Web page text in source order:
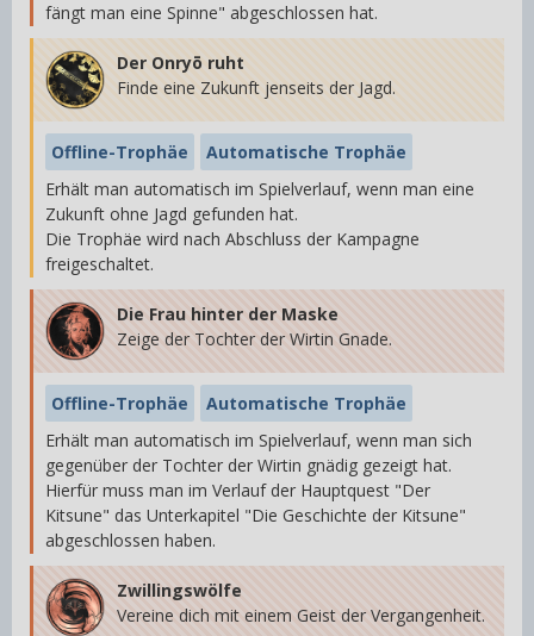
fängt man eine Spinne" abgeschlossen hat.
Der Onryō ruht
Finde eine Zukunft jenseits der Jagd.
Offline-Trophäe
Automatische Trophäe
Erhält man automatisch im Spielverlauf, wenn man eine
Zukunft ohne Jagd gefunden hat.
Die Trophäe wird nach Abschluss der Kampagne
freigeschaltet.
Die Frau hinter der Maske
Zeige der Tochter der Wirtin Gnade.
Offline-Trophäe
Automatische Trophäe
Erhält man automatisch im Spielverlauf, wenn man sich
gegenüber der Tochter der Wirtin gnädig gezeigt hat.
Hierfür muss man im Verlauf der Hauptquest "Der
Kitsune" das Unterkapitel "Die Geschichte der Kitsune"
abgeschlossen haben.
Zwillingswölfe
Vereine dich mit einem Geist der Vergangenheit.